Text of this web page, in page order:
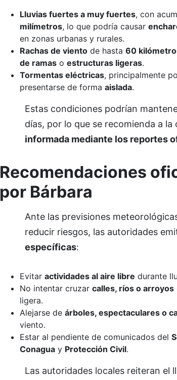
Lluvias fuertes a muy fuertes, con
milímetros, lo que podría causar
en zonas urbanas y rurales.
Rachas de vientode hasta 60
de ramaso estructuras ligeras.
Tormentas eléctricas, principalmente
presentarse de forma aislada.
Estas condiciones podrían
días, por lo que se recomienda a
informada mediante los reportes
Recomendaciones
por Bárbara
Ante las previsiones
reducir riesgos, las autoridades
específicas:
Evitar actividades al aire libre durante
No intentar cruzar calles, ríos o arroyos
ligera.
Alejarse de árboles, espectaculares o
viento.
Estar al pendiente de comunicados del
Conaguay Protección Civil.
Las autoridades locales reiteran el